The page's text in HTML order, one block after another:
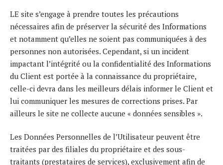
LE site s’engage à prendre toutes les précautions
nécessaires afin de préserver la sécurité des Informations
et notamment qu’elles ne soient pas communiquées à des
personnes non autorisées. Cependant, si un incident
impactant l’intégrité ou la confidentialité des Informations
du Client est portée à la connaissance du propriétaire,
celle-ci devra dans les meilleurs délais informer le Client et
lui communiquer les mesures de corrections prises. Par
ailleurs le site ne collecte aucune « données sensibles ».
Les Données Personnelles de l’Utilisateur peuvent être
traitées par des filiales du propriétaire et des sous-
traitants (prestataires de services), exclusivement afin de